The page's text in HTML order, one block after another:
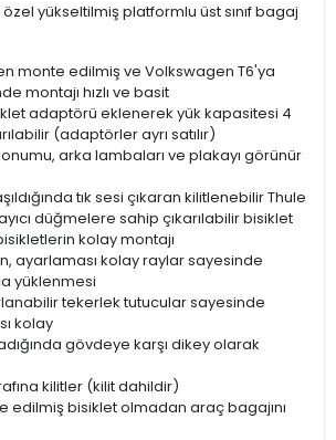
yükseltilmiş platformlu üst sınıf bagaj
monte edilmiş ve Volkswagen T6'ya
montajı hızlı ve basit
adaptörü eklenerek yük kapasitesi 4
(adaptörler ayrı satılır)
arka lambaları ve plakayı görünür
tık sesi çıkaran kilitlenebilir Thule
düğmelere sahip çıkarılabilir bisiklet
kolay montajı
ayarlaması kolay raylar sayesinde
yüklenmesi
tekerlek tutucular sayesinde
kolay
gövdeye karşı dikey olarak
kilitler (kilit dahildir)
edilmiş bisiklet olmadan araç bagajını